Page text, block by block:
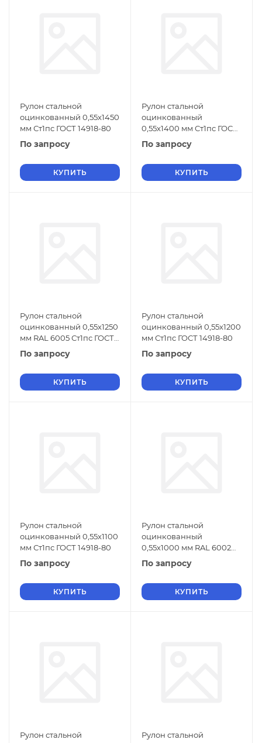
Рулон стальной
оцинкованный 0,55х1450
мм Ст1пс ГОСТ 14918-80
По запросу
КУПИТЬ
Рулон стальной
оцинкованный
0,55х1400 мм Ст1пс ГОСТ
14918-80
По запросу
КУПИТЬ
Рулон стальной
оцинкованный 0,55х1250
мм RAL 6005 Ст1пс ГОСТ
14918-80
По запросу
КУПИТЬ
Рулон стальной
оцинкованный 0,55х1200
мм Ст1пс ГОСТ 14918-80
По запросу
КУПИТЬ
Рулон стальной
оцинкованный 0,55х1100
мм Ст1пс ГОСТ 14918-80
По запросу
КУПИТЬ
Рулон стальной
оцинкованный
0,55х1000 мм RAL 6002
Ст1пс ГОСТ 14918-80
По запросу
КУПИТЬ
Рулон стальной
Рулон стальной